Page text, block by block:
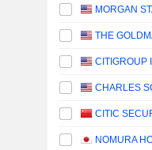
MORGAN
CITIGROUP
CHARLES
NOMURA